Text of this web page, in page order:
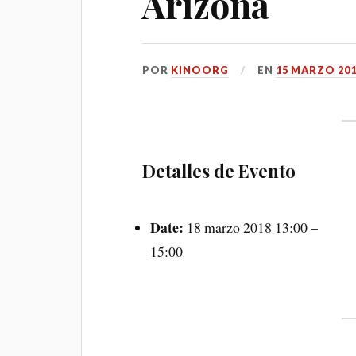
POR KINOORG EN 15 MARZO
Detalles de Evento
Date: 18 marzo 2018 13:00–
15:00